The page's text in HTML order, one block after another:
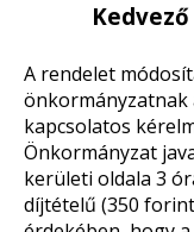
A rendelet
önkormányzatnak
kapcsolatos
Önkormányzat
kerületi oldala 3
díjtételű (350